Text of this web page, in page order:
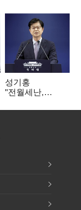
성기홍
"전월세난,
공급 문제"…닥공